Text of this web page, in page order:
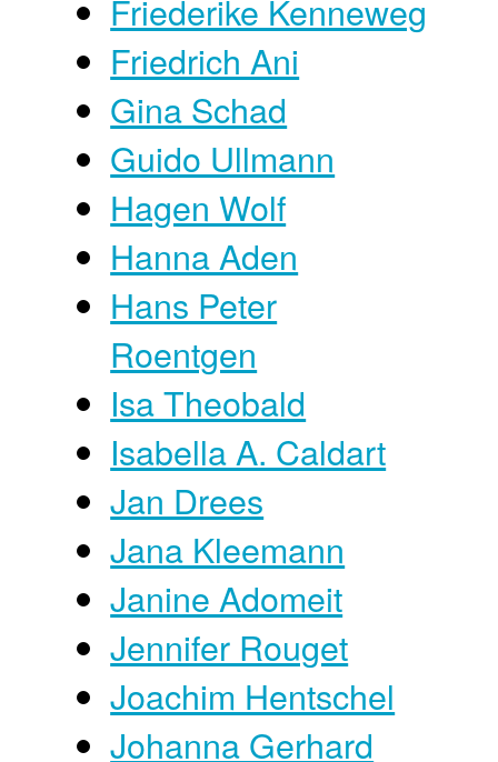
Friederike Kenneweg
Friedrich Ani
Gina Schad
Guido Ullmann
Hagen Wolf
Hanna Aden
Hans Peter
Roentgen
Isa Theobald
Isabella A. Caldart
Jan Drees
Jana Kleemann
Janine Adomeit
Jennifer Rouget
Joachim Hentschel
Johanna Gerhard